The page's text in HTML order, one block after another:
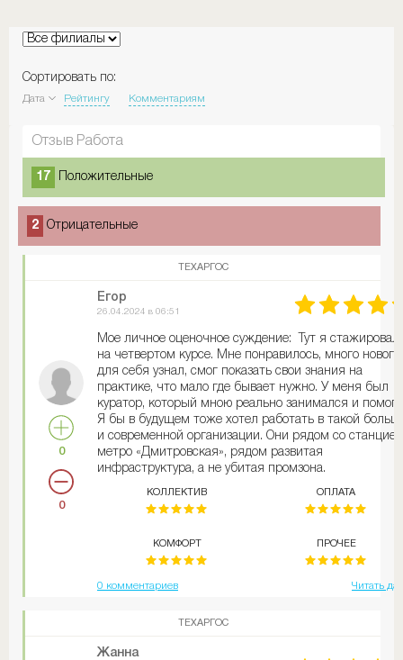
Сортировать по:
Дата Рейтингу Комментариям
Отзыв Работа
17 Положительные
2 Отрицательные
ТЕХАРГОС
0
0
Егор
26.04.2024 в 06:51
Мое личное оценочное суждение: Тут я
на четвертом курсе. Мне понравилось, много нового
для себя узнал, смог показать свои знания на
практике, что мало где бывает нужно. У меня был
куратор, который мною реально занимался и
Я бы в будущем тоже хотел работать в такой
и современной организации. Они рядом со станцией
метро «Дмитровская», рядом развитая
инфраструктура, а не убитая промзона.
КОЛЛЕКТИВ
КОМФОРТ
ОПЛАТА
ПРОЧЕЕ
0 комментариев Читать
ТЕХАРГОС
Жанна